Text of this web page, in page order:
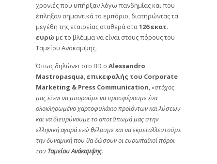
χρονιές που υπήρξαν λόγω πανδημίας και που
έπληξαν σημαντικά το εμπόριο, διατηρώντας τα
μεγέθη της εταιρείας σταθερά στα126 εκατ.
ευρώ με το βλέμμα να είναι στους πόρους του
Ταμείου Ανάκαμψης.
Όπως δηλώνει στο BD ο Alessandro
Mastropasqua,επικεφαλής του Corporate
Marketing & Press Communication,«στόχος
μας είναι να μπορούμε να προσφέρουμε ένα
ολοκληρωμένο χαρτοφυλάκιο προϊόντων και λύσεων
και να διευρύνουμε το αποτύπωμά μας στην
ελληνική αγορά ενώ θέλουμε και να εκμεταλλευτούμε
την δυναμική που θα δώσουν οι ευρωπαϊκοί πόροι
του Ταμείου Ανάκαμψης.